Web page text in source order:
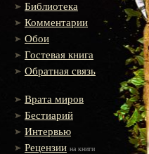
Библиотека
Комментарии
Обои
Гостевая книга
Обратная связь
Врата миров
Бестиарий
Интервью
Рецензии на книги